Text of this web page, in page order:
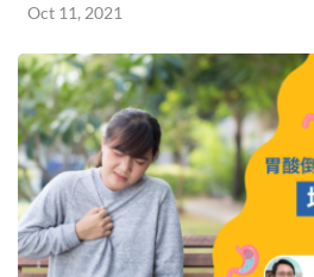
Oct 11, 2021